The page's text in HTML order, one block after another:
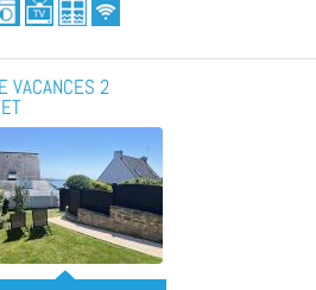
VACANCES 2